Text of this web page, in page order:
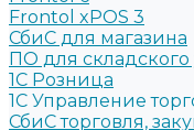
Frontol xPOS 3
СбиС для магазина
ПО для складского
1C Розница
1С Управление
СбиС торговля,